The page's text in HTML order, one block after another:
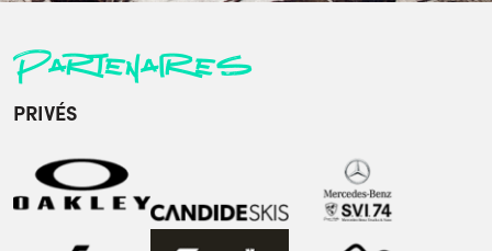
Partenaires
PRIVÉS